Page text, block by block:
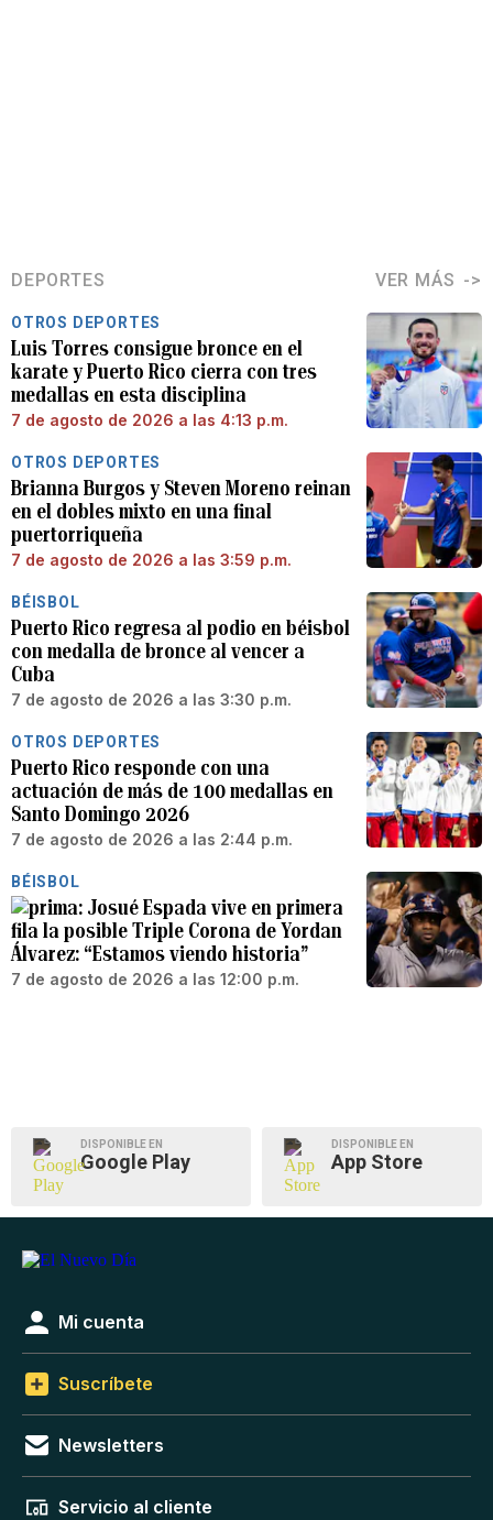
DEPORTES VER MÁS
OTROS DEPORTES
Luis Torres consigue bronce en el
karate y Puerto Rico cierra con tres
medallas en esta disciplina
7 de agosto de 2026 a las 4:13 p.m.
OTROS DEPORTES
Brianna Burgos y Steven Moreno reinan
en el dobles mixto en una final
puertorriqueña
7 de agosto de 2026 a las 3:59 p.m.
BÉISBOL
Puerto Rico regresa al podio en béisbol
con medalla de bronce al vencer a
Cuba
7 de agosto de 2026 a las 3:30 p.m.
OTROS DEPORTES
Puerto Rico responde con una
actuación de más de 100 medallas en
Santo Domingo 2026
7 de agosto de 2026 a las 2:44 p.m.
BÉISBOL
Josué Espada vive en primera
fila la posible Triple Corona de Yordan
Álvarez: “Estamos viendo historia”
7 de agosto de 2026 a las 12:00 p.m.
DISPONIBLE EN
Google Play
DISPONIBLE EN
App Store
Mi cuenta
Suscríbete
Newsletters
Servicio al cliente